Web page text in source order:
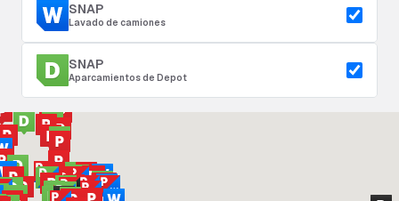
SNAP
Lavado de camiones
SNAP
Aparcamientos de Depot